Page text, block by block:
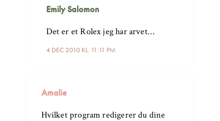
Emily Salomon
4 DEC 2010 KL. 11:11 PM
Det er et Rolex jeg har arvet…
Amalie
Hvilket program redigerer du dine